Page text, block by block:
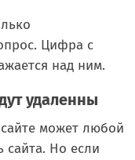
Цифра с
над ним.
удаленны
может любой
сайта. Но если